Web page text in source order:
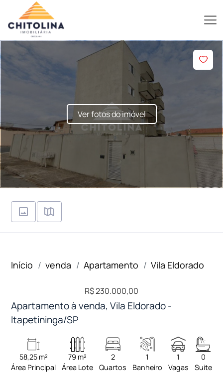
Ver fotos do imóvel
Início venda Apartamento Vila Eldorado
R$ 230.000,00
Apartamento à venda, Vila Eldorado -
Itapetininga/SP
58,25 m²
Área Principal
79 m²
Área Lote
2
Quartos
1
Banheiro
1
Vagas
0
Suite